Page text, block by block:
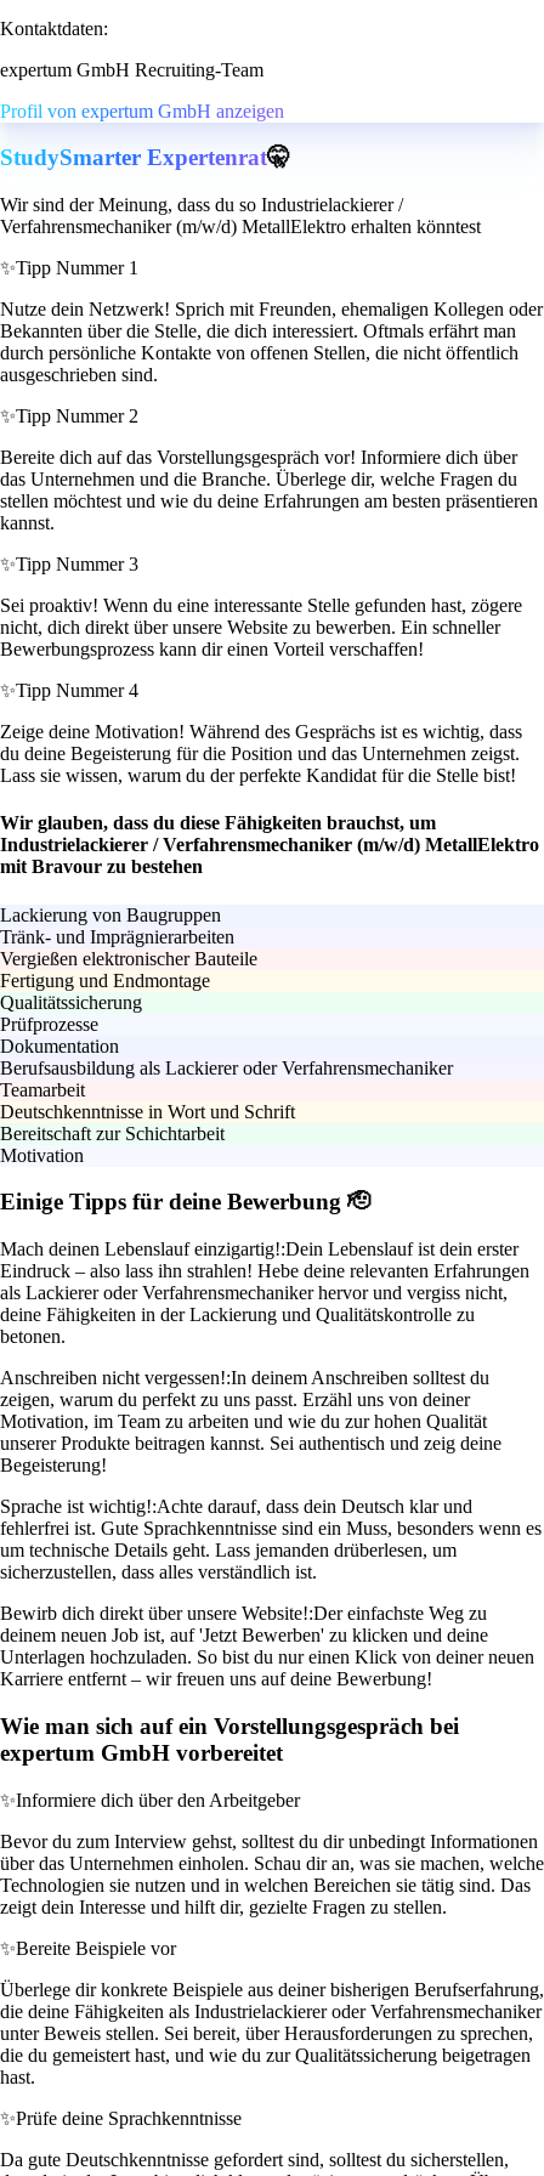
Kontaktdaten:
expertum GmbH Recruiting-Team
Profil von expertum GmbH anzeigen
StudySmarter Expertenrat🤫
Wir sind der Meinung, dass du so Industrielackierer /
Verfahrensmechaniker (m/w/d) MetallElektro erhalten könntest
✨Tipp Nummer 1
Nutze dein Netzwerk! Sprich mit Freunden, ehemaligen Kollegen oder
Bekannten über die Stelle, die dich interessiert. Oftmals erfährt man
durch persönliche Kontakte von offenen Stellen, die nicht öffentlich
ausgeschrieben sind.
✨Tipp Nummer 2
Bereite dich auf das Vorstellungsgespräch vor! Informiere dich über
das Unternehmen und die Branche. Überlege dir, welche Fragen du
stellen möchtest und wie du deine Erfahrungen am besten präsentieren
kannst.
✨Tipp Nummer 3
Sei proaktiv! Wenn du eine interessante Stelle gefunden hast, zögere
nicht, dich direkt über unsere Website zu bewerben. Ein schneller
Bewerbungsprozess kann dir einen Vorteil verschaffen!
✨Tipp Nummer 4
Zeige deine Motivation! Während des Gesprächs ist es wichtig, dass
du deine Begeisterung für die Position und das Unternehmen zeigst.
Lass sie wissen, warum du der perfekte Kandidat für die Stelle bist!
Wir glauben, dass du diese Fähigkeiten brauchst, um
Industrielackierer / Verfahrensmechaniker (m/w/d) MetallElektro
mit Bravour zu bestehen
Lackierung von Baugruppen
Tränk- und Imprägnierarbeiten
Vergießen elektronischer Bauteile
Fertigung und Endmontage
Qualitätssicherung
Prüfprozesse
Dokumentation
Berufsausbildung als Lackierer oder Verfahrensmechaniker
Teamarbeit
Deutschkenntnisse in Wort und Schrift
Bereitschaft zur Schichtarbeit
Motivation
Einige Tipps für deine Bewerbung 🫡
Mach deinen Lebenslauf einzigartig!:Dein Lebenslauf ist dein erster
Eindruck – also lass ihn strahlen! Hebe deine relevanten Erfahrungen
als Lackierer oder Verfahrensmechaniker hervor und vergiss nicht,
deine Fähigkeiten in der Lackierung und Qualitätskontrolle zu
betonen.
Anschreiben nicht vergessen!:In deinem Anschreiben solltest du
zeigen, warum du perfekt zu uns passt. Erzähl uns von deiner
Motivation, im Team zu arbeiten und wie du zur hohen Qualität
unserer Produkte beitragen kannst. Sei authentisch und zeig deine
Begeisterung!
Sprache ist wichtig!:Achte darauf, dass dein Deutsch klar und
fehlerfrei ist. Gute Sprachkenntnisse sind ein Muss, besonders wenn es
um technische Details geht. Lass jemanden drüberlesen, um
sicherzustellen, dass alles verständlich ist.
Bewirb dich direkt über unsere Website!:Der einfachste Weg zu
deinem neuen Job ist, auf 'Jetzt Bewerben' zu klicken und deine
Unterlagen hochzuladen. So bist du nur einen Klick von deiner neuen
Karriere entfernt – wir freuen uns auf deine Bewerbung!
Wie man sich auf ein Vorstellungsgespräch bei
expertum GmbH vorbereitet
✨Informiere dich über den Arbeitgeber
Bevor du zum Interview gehst, solltest du dir unbedingt Informationen
über das Unternehmen einholen. Schau dir an, was sie machen, welche
Technologien sie nutzen und in welchen Bereichen sie tätig sind. Das
zeigt dein Interesse und hilft dir, gezielte Fragen zu stellen.
✨Bereite Beispiele vor
Überlege dir konkrete Beispiele aus deiner bisherigen Berufserfahrung,
die deine Fähigkeiten als Industrielackierer oder Verfahrensmechaniker
unter Beweis stellen. Sei bereit, über Herausforderungen zu sprechen,
die du gemeistert hast, und wie du zur Qualitätssicherung beigetragen
hast.
✨Prüfe deine Sprachkenntnisse
Da gute Deutschkenntnisse gefordert sind, solltest du sicherstellen,